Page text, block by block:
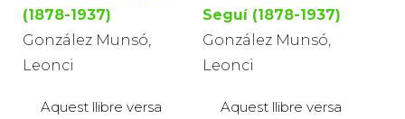
(1878-1937)
González Munsó,
Leonci
Aquest llibre versa
Seguí (1878-1937)
González Munsó,
Leonci
Aquest llibre versa